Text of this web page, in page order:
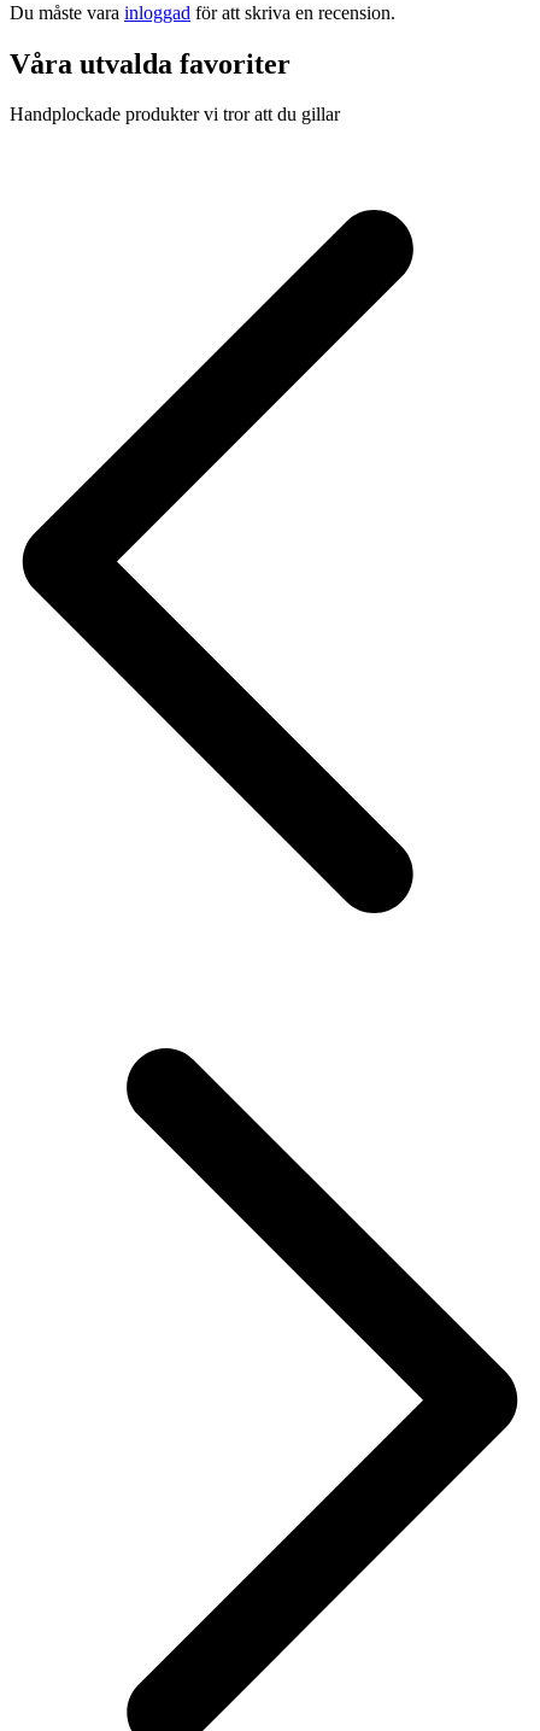
Du måste vara inloggad för att skriva en recension.
Våra utvalda favoriter
Handplockade produkter vi tror att du gillar